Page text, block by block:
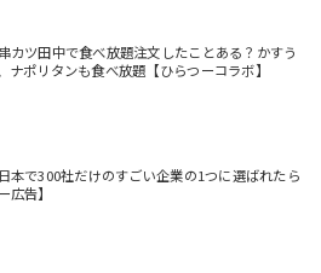
カツ田中で食べ放題注文したことある？かすう
ナポリタンも食べ放題【ひらつーコラボ】
本で300社だけのすごい企業の1つに選ばれたら
広告】